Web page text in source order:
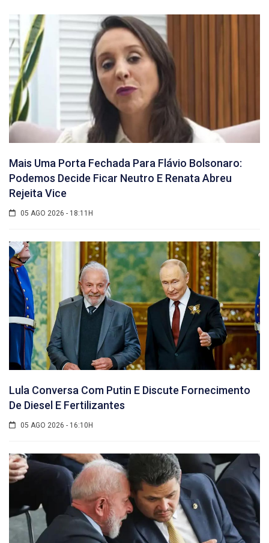
Mais Uma Porta Fechada Para Flávio Bolsonaro:
Podemos Decide Ficar Neutro E Renata Abreu
Rejeita Vice
05 AGO 2026 - 18:11H
Lula Conversa Com Putin E Discute Fornecimento
De Diesel E Fertilizantes
05 AGO 2026 - 16:10H